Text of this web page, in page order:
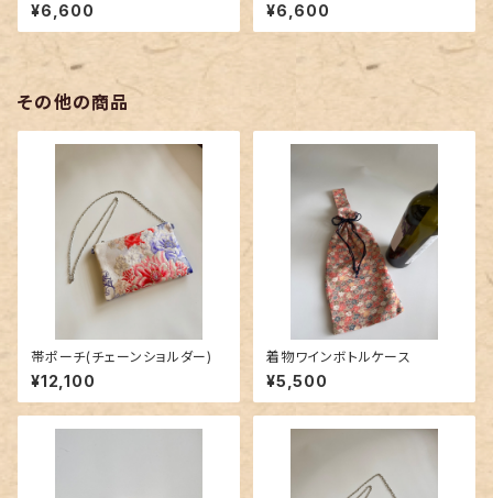
¥6,600 ¥6,600
その他の商品
帯ポーチ(チェーンショルダー)
¥12,100
着物ワインボトルケース
¥5,500